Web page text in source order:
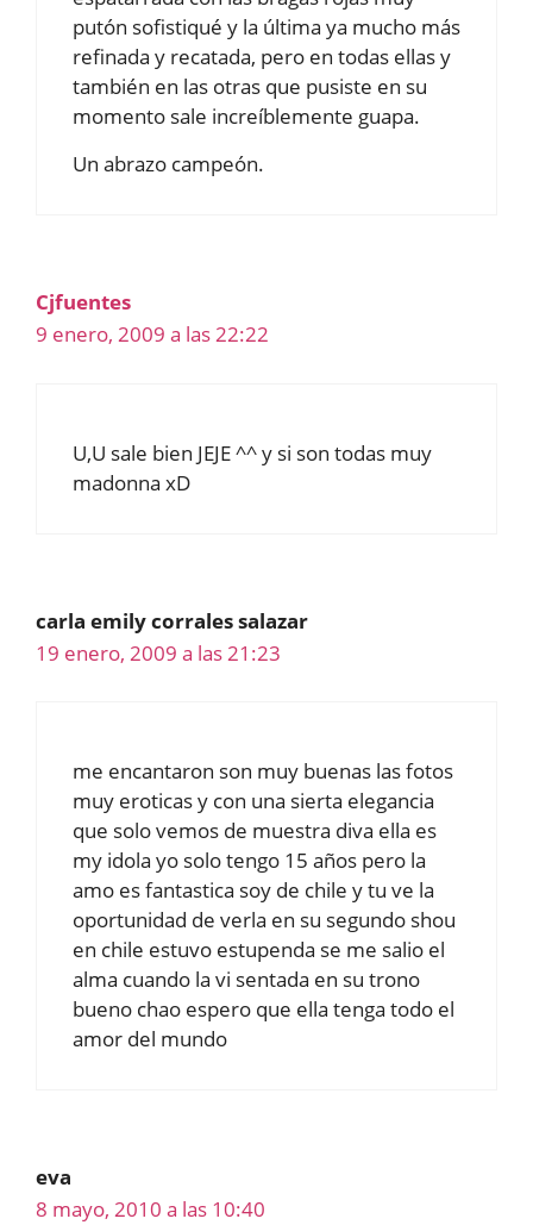
putón sofistiqué y la última ya mucho más
refinada y recatada, pero en todas ellas y
también en las otras que pusiste en su
momento sale increíblemente guapa.
Un abrazo campeón.
Cjfuentes
9 enero, 2009 a las 22:22
U,U sale bien JEJE ^^ y si son todas muy
madonna xD
carla emily corrales salazar
19 enero, 2009 a las 21:23
me encantaron son muy buenas las fotos
muy eroticas y con una sierta elegancia
que solo vemos de muestra diva ella es
my idola yo solo tengo 15 años pero la
amo es fantastica soy de chile y tu ve la
oportunidad de verla en su segundo shou
en chile estuvo estupenda se me salio el
alma cuando la vi sentada en su trono
bueno chao espero que ella tenga todo el
amor del mundo
eva
8 mayo, 2010 a las 10:40